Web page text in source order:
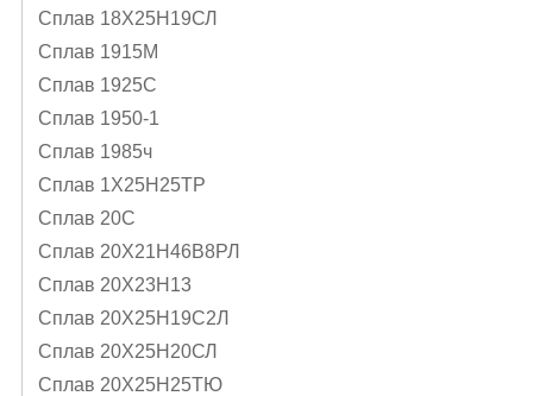
Сплав 18Х25Н19СЛ
Сплав 1915М
Сплав 1925С
Сплав 1950-1
Сплав 1985ч
Сплав 1Х25Н25ТР
Сплав 20С
Сплав 20Х21Н46В8РЛ
Сплав 20Х23Н13
Сплав 20Х25Н19С2Л
Сплав 20Х25Н20СЛ
Сплав 20Х25Н25ТЮ